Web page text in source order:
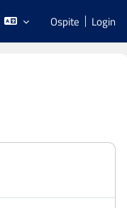
Ospite Login